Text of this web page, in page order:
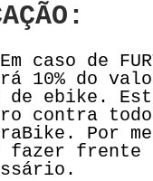
caso de
10% do
ebike.
contra
Por
fazer frente